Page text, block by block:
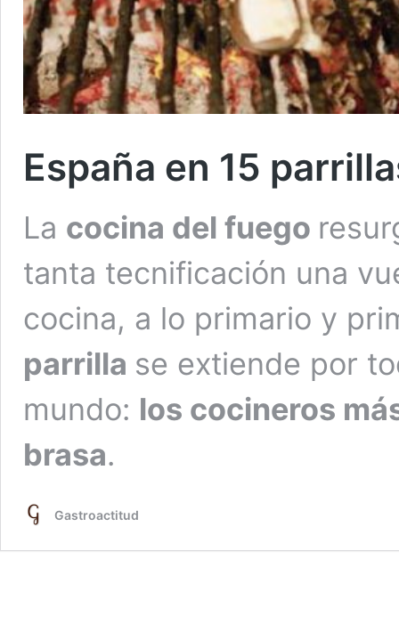
España en 15
La cocina del fuego
tanta tecnificación una
cocina, a lo primario y
parrilla se extiende por
mundo: los cocineros
brasa.
Gastroactitud